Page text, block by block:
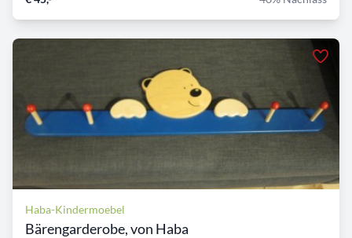
Haba-Kindermoebel
Bärengarderobe, von Haba